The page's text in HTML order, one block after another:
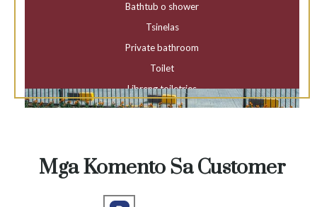
Bathtub o shower
Tsinelas
Private bathroom
Toilet
Libreng toiletries
Hair dryer
Mga Komento Sa Customer